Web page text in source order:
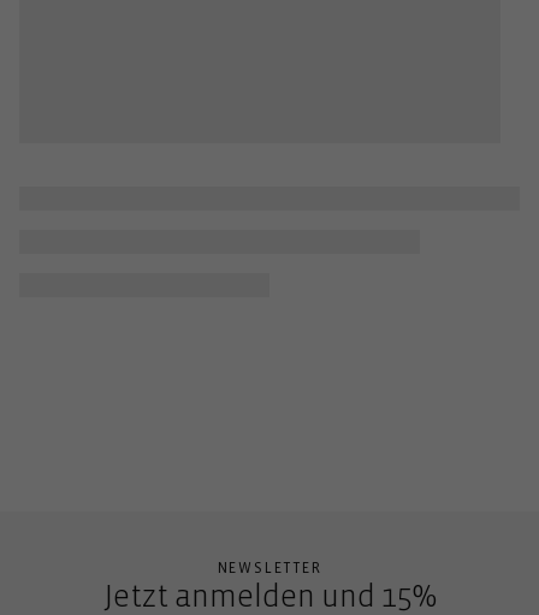
NEWSLETTER
Jetzt anmelden und 15%